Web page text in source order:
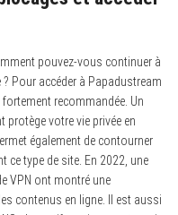
pouvez-vous continuer à
Pour accéder à Papadustream
recommandée. Un
protège votre vie privée en
également de contourner
ce type de site. En 2022, une
VPN ont montré une
contenus en ligne. Il est aussi